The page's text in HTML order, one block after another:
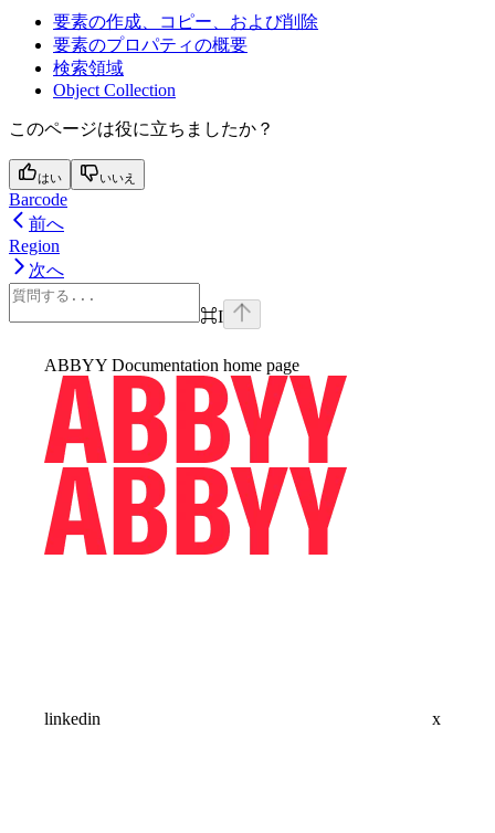
要素の作成、コピー、および削除
要素のプロパティの概要
検索領域
Object Collection
このページは役に立ちましたか？
はい いいえ
Barcode
前へ
Region
次へ
⌘I
ABBYY Documentation home page
linkedin x